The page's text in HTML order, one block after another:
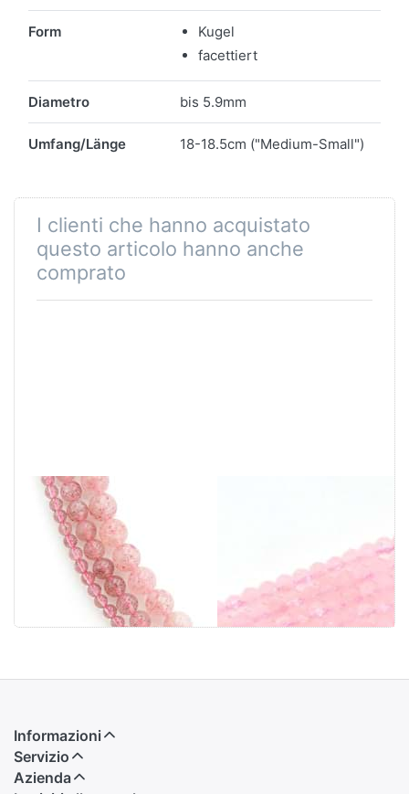
Form
Kugel
facettiert
Diametro bis 5.9mm
Umfang/Länge 18-18.5cm ("Medium-Small")
I clienti che hanno acquistato
questo articolo hanno anche
comprato
Quarzo fragola
perline tonde
standard
Rondelle da 4
mm (oliate)
Informazioni
Servizio
Azienda